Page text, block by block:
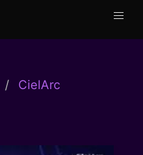
CielArc